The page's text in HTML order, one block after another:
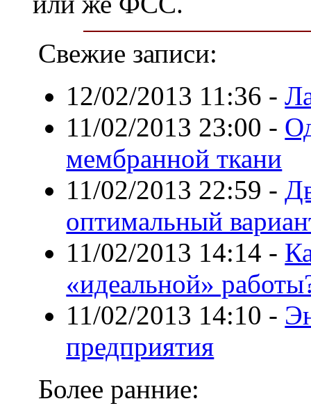
Свежие записи:
12/02/2013 11:36 -
11/02/2013 23:00 -
мембранной ткани
11/02/2013 22:59 -
оптимальный
11/02/2013 14:14 -
«идеальной»
11/02/2013 14:10 -
предприятия
Более ранние: